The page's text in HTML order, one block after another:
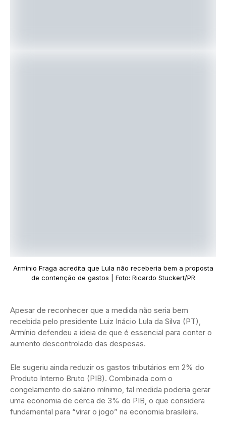
Armínio Fraga acredita que Lula não receberia bem a proposta
de contenção de gastos | Foto: Ricardo Stuckert/PR
Apesar de reconhecer que a medida não seria bem
recebida pelo presidente Luiz Inácio Lula da Silva (PT),
Armínio defendeu a ideia de que é essencial para conter o
aumento descontrolado das despesas.
Ele sugeriu ainda reduzir os gastos tributários em 2% do
Produto Interno Bruto (PIB). Combinada com o
congelamento do salário mínimo, tal medida poderia gerar
uma economia de cerca de 3% do PIB, o que considera
fundamental para “virar o jogo” na economia brasileira.